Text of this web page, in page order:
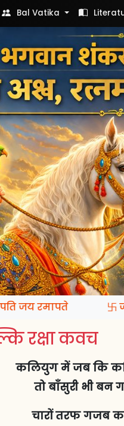
Bal Vatika
रमापते 卐 जय
रक्षा कवच
कलियुग में जब कि
तो बाँसुरी भी बन
चारों तरफ गजब